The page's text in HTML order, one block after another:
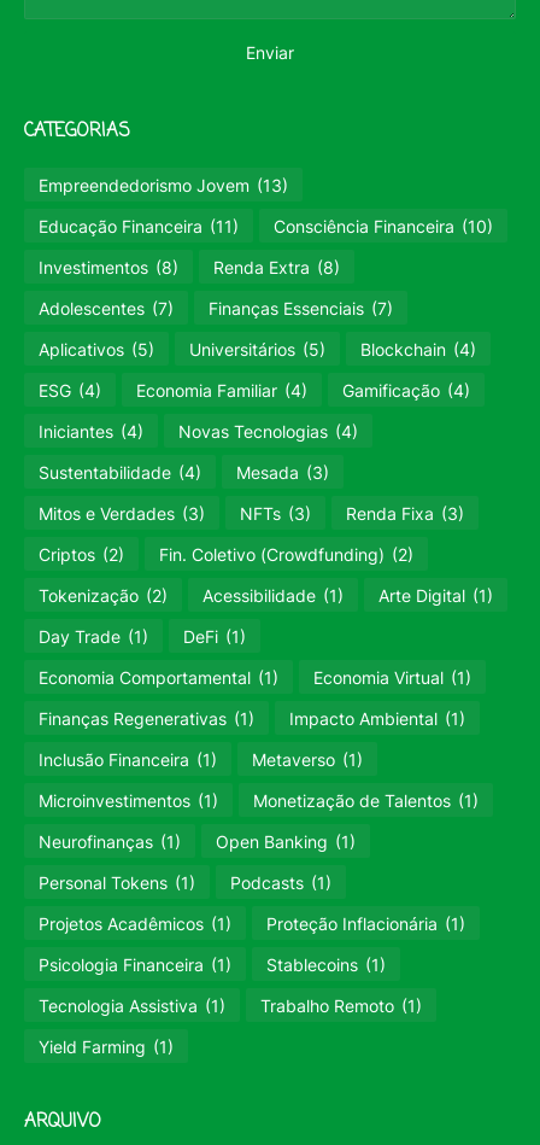
CATEGORIAS
Empreendedorismo Jovem (13)
Educação Financeira (11) Consciência Financeira (10)
Investimentos (8) Renda Extra (8)
Adolescentes (7) Finanças Essenciais (7)
Aplicativos (5) Universitários (5) Blockchain (4)
ESG (4) Economia Familiar (4) Gamificação (4)
Iniciantes (4) Novas Tecnologias (4)
Sustentabilidade (4) Mesada (3)
Mitos e Verdades (3) NFTs (3) Renda Fixa (3)
Criptos (2) Fin. Coletivo (Crowdfunding) (2)
Tokenização (2) Acessibilidade (1) Arte Digital (1)
Day Trade (1) DeFi (1)
Economia Comportamental (1) Economia Virtual (1)
Finanças Regenerativas (1) Impacto Ambiental (1)
Inclusão Financeira (1) Metaverso (1)
Microinvestimentos (1) Monetização de Talentos (1)
Neurofinanças (1) Open Banking (1)
Personal Tokens (1) Podcasts (1)
Projetos Acadêmicos (1) Proteção Inflacionária (1)
Psicologia Financeira (1) Stablecoins (1)
Tecnologia Assistiva (1) Trabalho Remoto (1)
Yield Farming (1)
ARQUIVO